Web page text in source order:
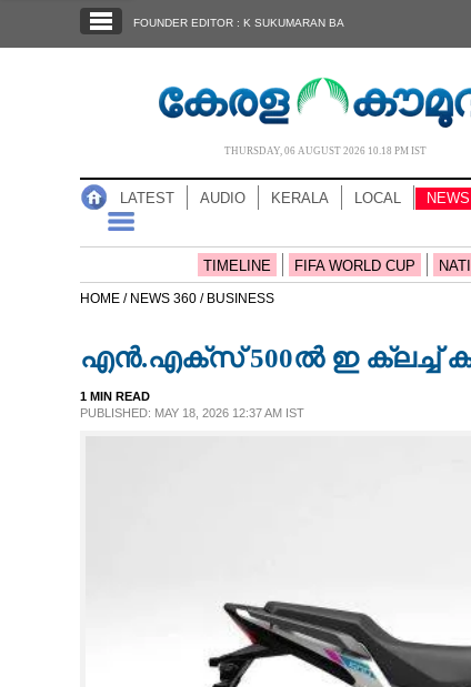
NOTIFIED NEWS
FOUNDER EDITOR : K SUKUMARAN BA
THURSDAY, 06 AUGUST 2026 10.18 PM IST
LATEST AUDIO KERALA LOCAL
TIMELINE FIFA WORLD CUP
HOME / NEWS 360 / BUSINESS
എൻ.എക്‌സ് 500ൽ ഇ ക്ലച്ച്
1 MIN READ
PUBLISHED: MAY 18, 2026 12:37 AM IST